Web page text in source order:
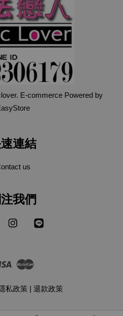
E-commerce Powered by
連結
us
我們
Instagram
Visa
私政策 | 退款政策